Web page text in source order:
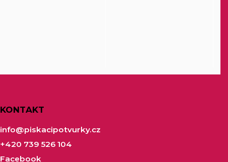
KONTAKT
info@piskacipotvurky.cz
+420 739 526 104
Facebook